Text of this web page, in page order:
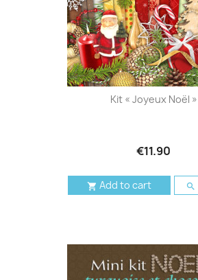
Kit « Joyeux Noël »
€11.90
 Add to cart 